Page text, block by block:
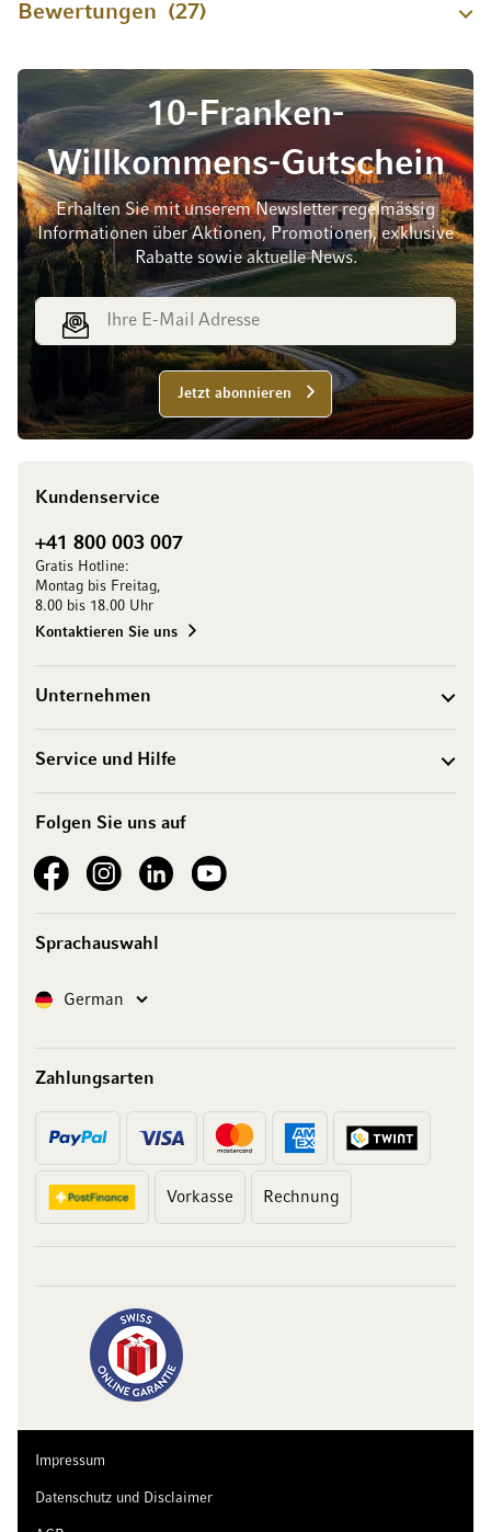
Bewertungen 27
10-Franken-
Willkommens-Gutschein
Erhalten Sie mit unserem Newsletter regelmässig
Informationen über Aktionen, Promotionen, exklusive
Rabatte sowie aktuelle News.
E-Mail Adresse
Jetzt abonnieren
Kundenservice
+41 800 003 007
Gratis Hotline:
Montag bis Freitag,
8.00 bis 18.00 Uhr
Kontaktieren Sie uns
Unternehmen
Service und Hilfe
Folgen Sie uns auf
See our FacebookSee our Instagram account
See our LinkedInSee our YouTube channel
Sprachauswahl
SpracheGerman
Zahlungsarten
Vorkasse Rechnung
Impressum
Datenschutz und Disclaimer
10 Franken
auf Ihren Einkauf
Abonnieren Sie unseren Newsletter und erhalten Sie exklusive